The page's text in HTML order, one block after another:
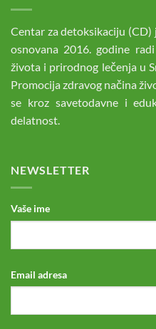
Centar za detoksikaciju (CD)
osnovana 2016. godine
života i prirodnog lečenja u
Promocija zdravog načina
se kroz savetodavne i
delatnost.
NEWSLETTER
Vaše ime
Email adresa